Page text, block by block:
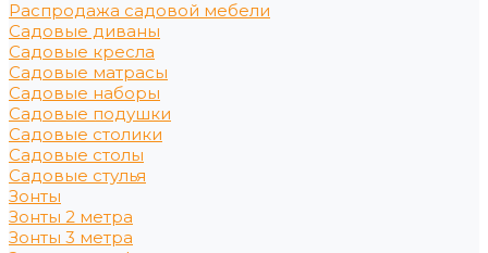
Распродажа садовой мебели
Садовые диваны
Садовые кресла
Садовые матрасы
Садовые наборы
Садовые подушки
Садовые столики
Садовые столы
Садовые стулья
Зонты
Зонты 2 метра
Зонты 3 метра